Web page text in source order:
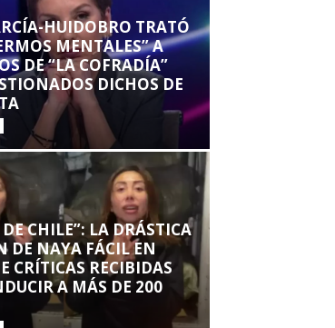
HUIDOBRO TRATÓ
MENTALES” A
DE “LA COFRADÍA”
DICHOS DE
CHILE”: LA DRÁSTICA
DE NAYA FÁCIL EN
CRÍTICAS RECIBIDAS
A MÁS DE 200